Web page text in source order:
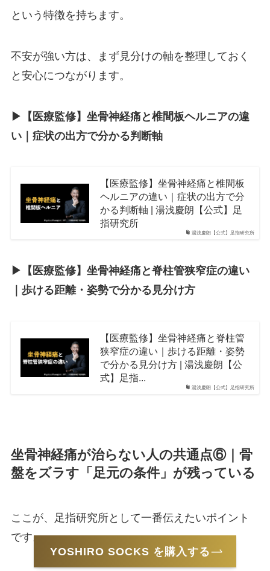
という特徴を持ちます。
不安が強い方は、まず見分けの軸を整理しておく
と安心につながります。
▶︎【医療監修】坐骨神経痛と椎間板ヘルニアの違
い｜症状の出方で分かる判断軸
湯浅慶朗【公式】足指研究所
【医療監修】坐骨神経痛と椎間板
ヘルニアの違い｜症状の出方で分
かる判断軸 | 湯浅慶朗【公式】足
指研究所
▶︎【医療監修】坐骨神経痛と脊柱管狭窄症の違い
｜歩ける距離・姿勢で分かる見分け方
湯浅慶朗【公式】足指研究所
【医療監修】坐骨神経痛と脊柱管
狭窄症の違い｜歩ける距離・姿勢
で分かる見分け方 | 湯浅慶朗【公
式】足指...
坐骨神経痛が治らない人の共通点⑥｜骨
盤をズラす「足元の条件」が残っている
ここが、足指研究所として一番伝えたいポイント
です。
YOSHIRO SOCKS を購入する